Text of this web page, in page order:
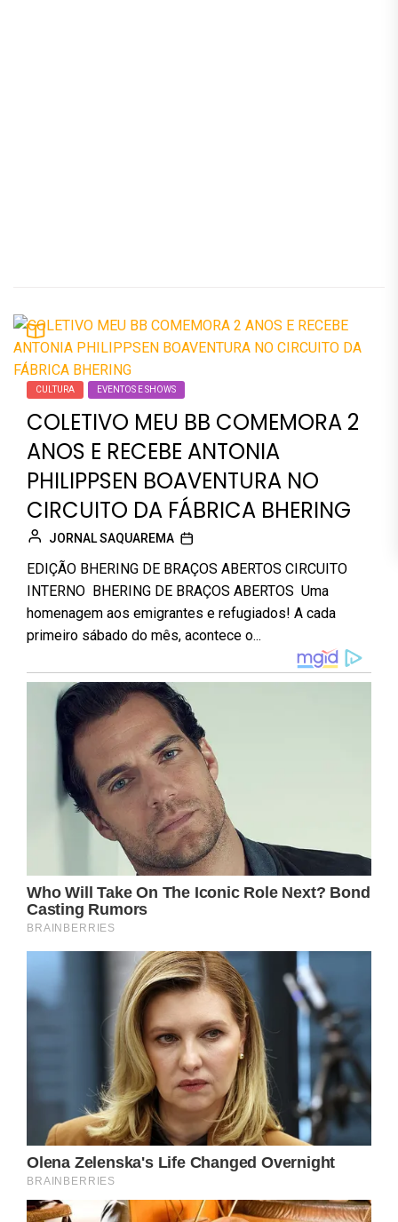
CULTURA EVENTOS E SHOWS
COLETIVO MEU BB COMEMORA 2
ANOS E RECEBE ANTONIA
PHILIPPSEN BOAVENTURA NO
CIRCUITO DA FÁBRICA BHERING
JORNAL SAQUAREMA
EDIÇÃO BHERING DE BRAÇOS ABERTOS CIRCUITO
INTERNO BHERING DE BRAÇOS ABERTOS Uma
homenagem aos emigrantes e refugiados! A cada
primeiro sábado do mês, acontece o...